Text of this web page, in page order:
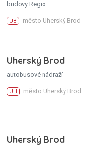
budovy Regio
UB město Uherský Brod
Uherský Brod
autobusové nádraží
UH město Uherský Brod
Uherský Brod